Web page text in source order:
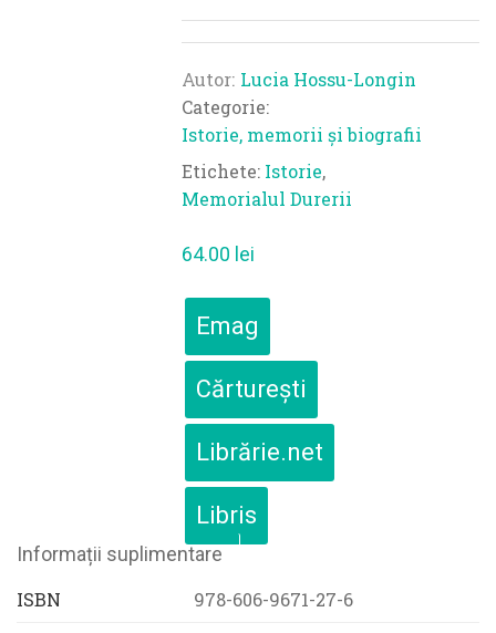
Autor Lucia Hossu-Longin
Categorie:
Istorie, memorii și biografii
Etichete: Istorie,
Memorialul Durerii
64.00 lei
Emag
Cărturești
Librărie.net
Libris
Informații suplimentare
ISBN
978-606-9671-27-6